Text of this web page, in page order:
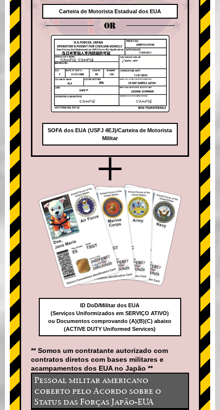
Carteira de Motorista Estadual dos EUA
OR
SOFA dos EUA (USFJ 4EJ)/Carteira de Motorista
Militar
+
ID DoD/Militar dos EUA
(Serviços Uniformizados em SERVIÇO ATIVO)
ou Documentos comprovando (A)(B)(C) abaixo
(ACTIVE DUTY Uniformed Services)
** Somos um contratante autorizado com
contratos diretos com bases militares e
acampamentos dos EUA no Japão **
Pessoal militar americano
coberto pelo Acordo sobre o
Status das Forças Japão-EUA